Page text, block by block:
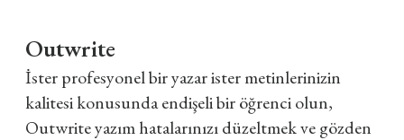
Outwrite
İster profesyonel bir yazar ister metinlerinizin
kalitesi konusunda endişeli bir öğrenci olun,
Outwrite yazım hatalarınızı düzeltmek ve gözden